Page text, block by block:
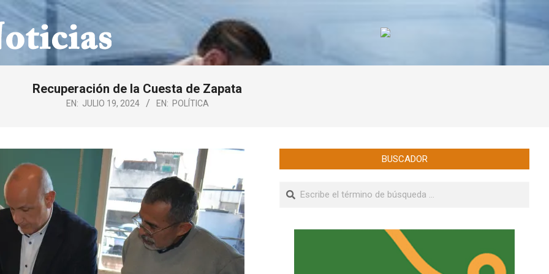
Recuperación de la Cuesta de Zapata
EN: JULIO 19, 2024 EN: POLÍTICA
BUSCADOR
Buscar